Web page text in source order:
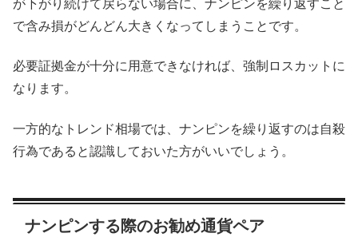
が下がり続けて戻らない場合に、ナンピンを繰り返すこと
で含み損がどんどん大きくなってしまうことです。
必要証拠金が十分に用意できなければ、強制ロスカットに
なります。
一方的なトレンド相場では、ナンピンを繰り返すのは自殺
行為であると認識しておいた方がいいでしょう。
ナンピンする際のお勧め通貨ペア